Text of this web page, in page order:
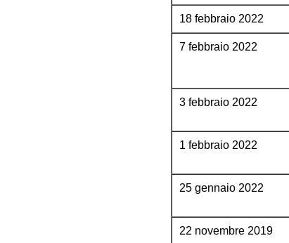
18 febbraio 2022
7 febbraio 2022
3 febbraio 2022
1 febbraio 2022
25 gennaio 2022
22 novembre 2019